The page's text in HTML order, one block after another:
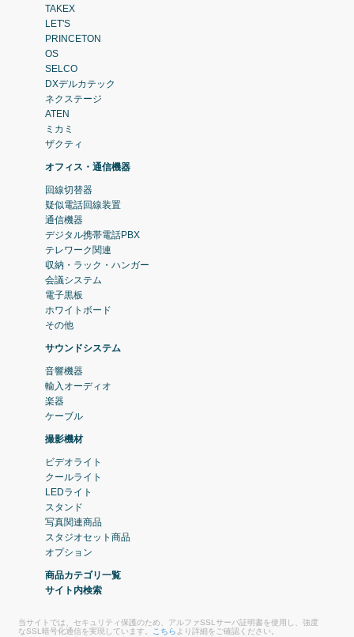
TAKEX
LET'S
PRINCETON
OS
SELCO
DXデルカテック
ネクステージ
ATEN
ミカミ
ザクティ
オフィス・通信機器
回線切替器
疑似電話回線装置
通信機器
デジタル携帯電話PBX
テレワーク関連
収納・ラック・ハンガー
会議システム
電子黒板
ホワイトボード
その他
サウンドシステム
音響機器
輸入オーディオ
楽器
ケーブル
撮影機材
ビデオライト
クールライト
LEDライト
スタンド
写真関連商品
スタジオセット商品
オプション
商品カテゴリ一覧
サイト内検索
当サイトでは、セキュリティ保護のため、アルファSSLサーバ証明書を使用し、強度
なSSL暗号化通信を実現しています。
こちら より詳細をご確認ください。